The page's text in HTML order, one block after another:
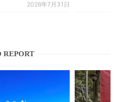
2026年7月31日
REPORT